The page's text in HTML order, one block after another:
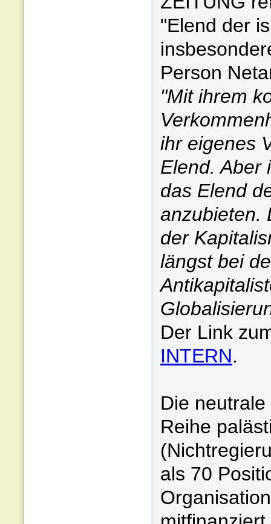
"Elend der
Person
"Mit ihrem
ihr eigenes
Elend. Aber
das Elend
anzubieten.
der
längst bei
Der Link
INTERN.
Die
Reihe
als 70